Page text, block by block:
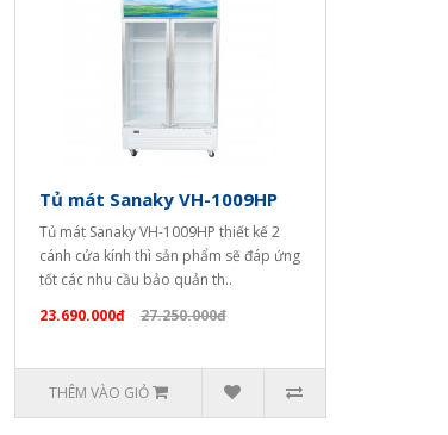
Tủ mát Sanaky VH-1009HP
Tủ mát Sanaky VH-1009HP thiết kế 2
cánh cửa kính thì sản phẩm sẽ đáp ứng
tốt các nhu cầu bảo quản th..
23.690.000đ
27.250.000đ
THÊM VÀO GIỎ